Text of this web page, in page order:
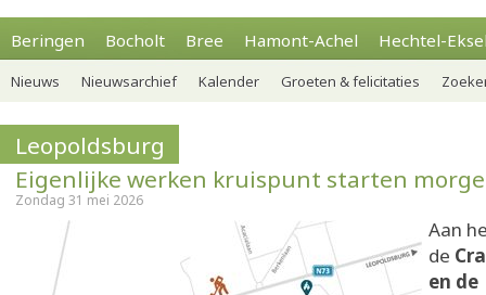
Beringen Bocholt Bree Hamont-Achel Hechtel-
Nieuws Nieuwsarchief Kalender Groeten & felicitaties
Leopoldsburg
Eigenlijke werken kruispunt starten
Zondag 31 mei 2026
Aan
de
en de